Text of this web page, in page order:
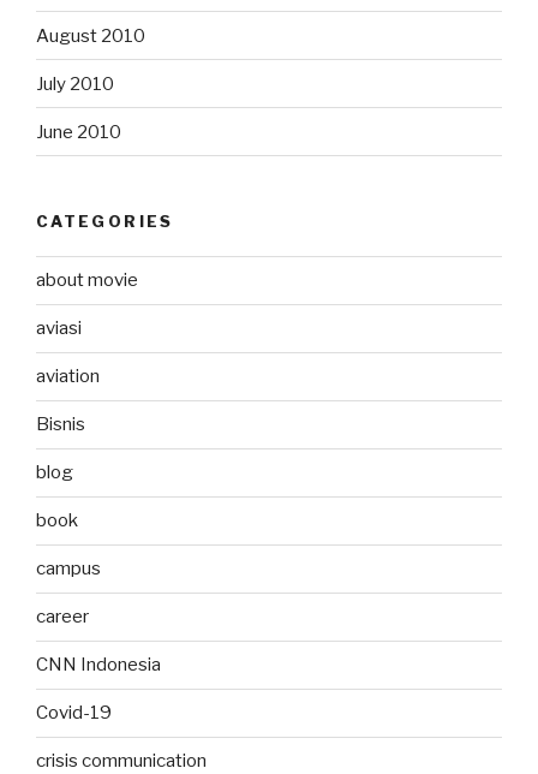
August 2010
July 2010
June 2010
CATEGORIES
about movie
aviasi
aviation
Bisnis
blog
book
campus
career
CNN Indonesia
Covid-19
crisis communication